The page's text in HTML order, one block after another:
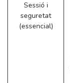
Sessió i
seguretat
(essencial)